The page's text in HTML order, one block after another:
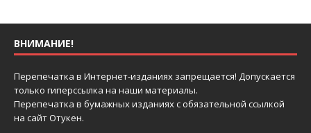
ВНИМАНИЕ!
Перепечатка в Интернет-изданиях запрещается! Допускается
только гиперссылка на наши материалы.
Перепечатка в бумажных изданиях с обязательной ссылкой
на сайт Отукен.